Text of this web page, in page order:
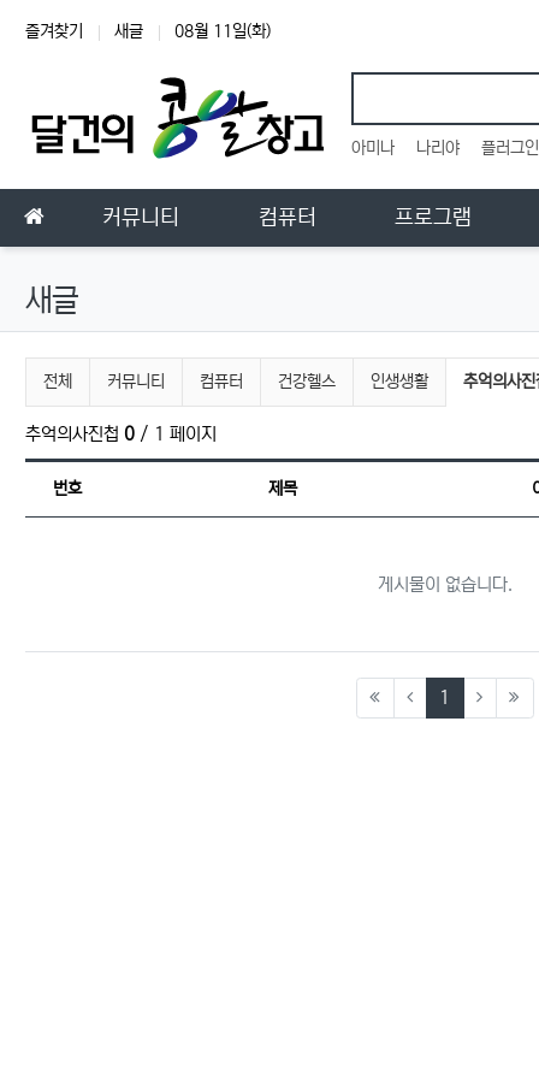
상단 네비
즐겨찾기 새글 08월 11일(화)
인기검색어
아미나 나리야 플러그인
메인 메뉴커뮤니티 컴퓨터 프로그램
홈으로
새글
전체게시물 그룹 목록
전체 커뮤니티 컴퓨터 건강헬스 인생생활 현재 그룹
추억의사진
추억의사진첩 0 / 1 페이지
번호 제목
게시물이 없습니다.
1 (current)